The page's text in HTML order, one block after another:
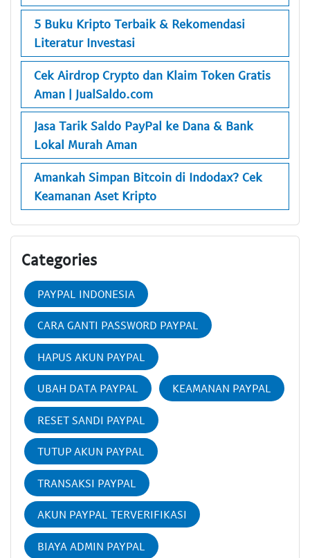
5 Buku Kripto Terbaik & Rekomendasi
Literatur Investasi
Cek Airdrop Crypto dan Klaim Token Gratis
Aman | JualSaldo.com
Jasa Tarik Saldo PayPal ke Dana & Bank
Lokal Murah Aman
Amankah Simpan Bitcoin di Indodax? Cek
Keamanan Aset Kripto
Categories
PAYPAL INDONESIA
CARA GANTI PASSWORD PAYPAL
HAPUS AKUN PAYPAL
UBAH DATA PAYPAL KEAMANAN PAYPAL
RESET SANDI PAYPAL
TUTUP AKUN PAYPAL
TRANSAKSI PAYPAL
AKUN PAYPAL TERVERIFIKASI
BIAYA ADMIN PAYPAL